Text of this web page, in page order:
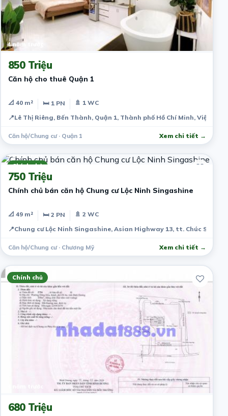
4 năm trước
850 Triệu
Căn hộ cho thuê Quận 1
📐 40 m² 🛏 1 PN
🚿 1 WC
📍Lê Thị Riêng, Bến Thành, Quận 1, Thành phố Hồ Chí Minh, Việt Nam
Căn hộ/Chung cư · Quận 1 Xem chi tiết →
Chính chủ
5 năm trước
750 Triệu
Chính chủ bán căn hộ Chung cư Lộc Ninh Singashine
📐 49 m² 🛏 2 PN
🚿 2 WC
📍Chung cư Lộc Ninh Singashine, Asian Highway 13, tt. Chúc Sơn,
Căn hộ/Chung cư · Chương Mỹ Xem chi tiết →
Chính chủ
680 Triệu